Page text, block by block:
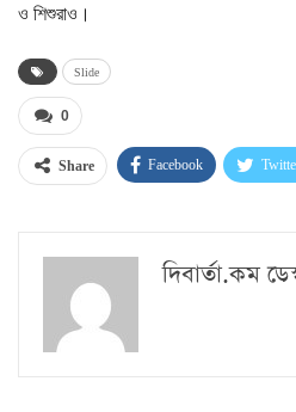
ও শিশুরাও।
Slide
0
Share Facebook
দিবার্তা.কম